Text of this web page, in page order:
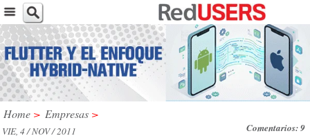
Home > Empresas >
Comentarios: 9
VIE, 4 / NOV / 2011